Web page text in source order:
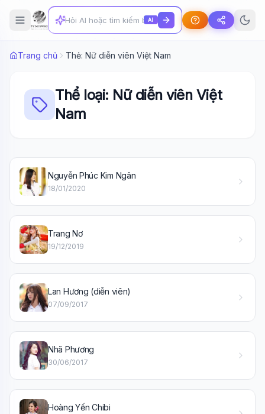
AI
Trang chủ Thẻ: Nữ diễn viên Việt Nam
Thể loại: Nữ diễn viên Việt
Nam
Nguyễn Phúc Kim Ngân
18/01/2020
Trang Nơ
19/12/2019
Lan Hương (diễn viên)
07/09/2017
Nhã Phương
30/06/2017
Hoàng Yến Chibi
Sẵn sàng hỗ trợ
🎓